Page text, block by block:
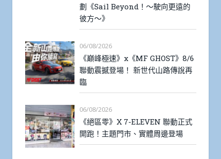
劃《Sail Beyond！～駛向更遠的
彼方～》
06/08/2026
《巔峰極速》x《MF GHOST》8/6
聯動震撼登場！ 新世代山路傳說再
臨
06/08/2026
《絕區零》X 7-ELEVEN 聯動正式
開跑！主題門市、實體周邊登場